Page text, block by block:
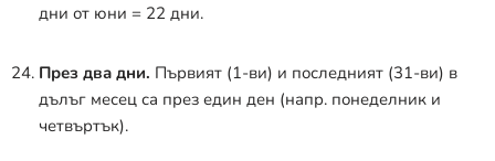
дни от юни = 22 дни.
През два дни. Първият (1-ви) и последният (31-ви) в
дълъг месец са през един ден (напр. понеделник и
четвъртък).